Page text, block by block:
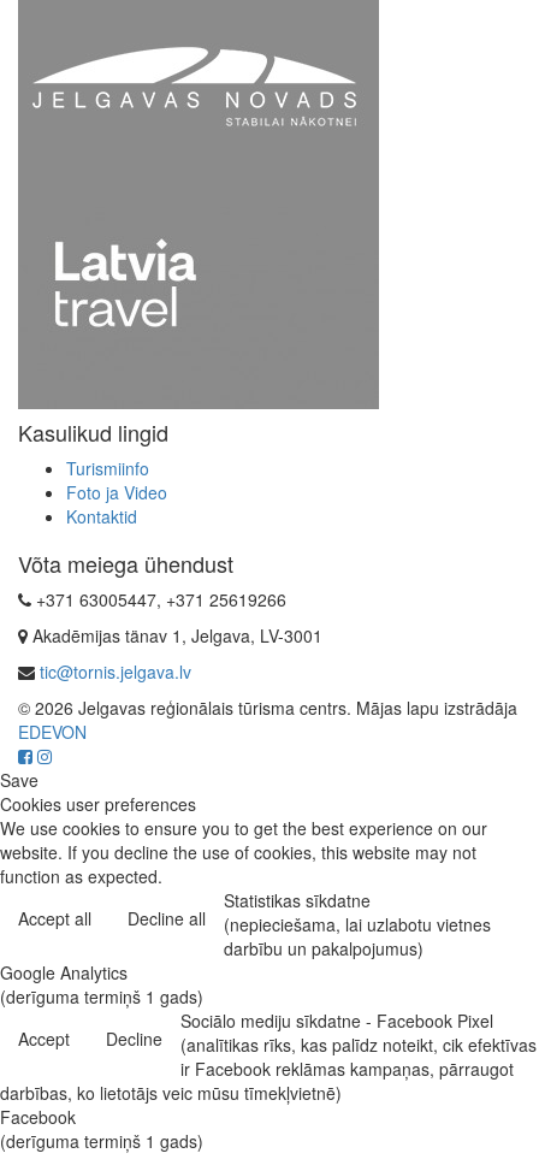
Kasulikud lingid
Turismiinfo
Foto ja Video
Kontaktid
Võta meiega ühendust
+371 63005447, +371 25619266
Akadēmijas tänav 1, Jelgava, LV-3001
tic@tornis.jelgava.lv
© 2026 Jelgavas reģionālais tūrisma centrs. Mājas lapu izstrādāja
EDEVON
Save
Cookies user preferences
We use cookies to ensure you to get the best experience on our
website. If you decline the use of cookies, this website may not
function as expected.
Accept all
Decline all
Statistikas sīkdatne
(nepieciešama, lai uzlabotu vietnes
darbību un pakalpojumus)
Google Analytics
(derīguma termiņš 1 gads)
Accept
Decline
Sociālo mediju sīkdatne - Facebook Pixel
(analītikas rīks, kas palīdz noteikt, cik efektīvas
ir Facebook reklāmas kampaņas, pārraugot
darbības, ko lietotājs veic mūsu tīmekļvietnē)
Facebook
(derīguma termiņš 1 gads)